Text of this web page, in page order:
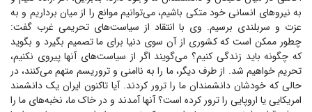
به نیرو‌های انسانی خود متکی باشیم، می‌توانیم موانع را از میان برداریم و به
عزت و سربلندی برسیم. وی با انتقاد از سیاست‌های تحریمی غرب گفت:
چطور ممکن است که کشوری از آن سوی دنیا برای ما تصمیم بگیرد و بگوید
که چگونه باید زندگی کنیم؟ می‌گویند اگر از سیاست‌های آنها پیروی نکنیم،
تحریم خواهیم شد. از طرف دیگر، ما را به ناامنی و تروریسم متهم می‌کنند، در
حالی که خودشان دانشمندان ما را ترور کردند. آیا تاکنون ایران یک دانشمند
امریکایی یا اروپایی را ترور کرده است؟ آنها آمدند و در خاک ما، نخبه‌های ما را